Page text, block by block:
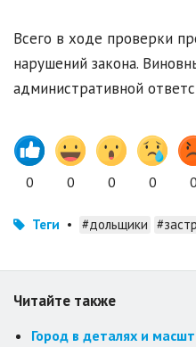
Всего в ходе проверки
нарушений закона.
административной
0 0 0 0 0
Теги • #дольщики
Читайте также
Город в деталях и